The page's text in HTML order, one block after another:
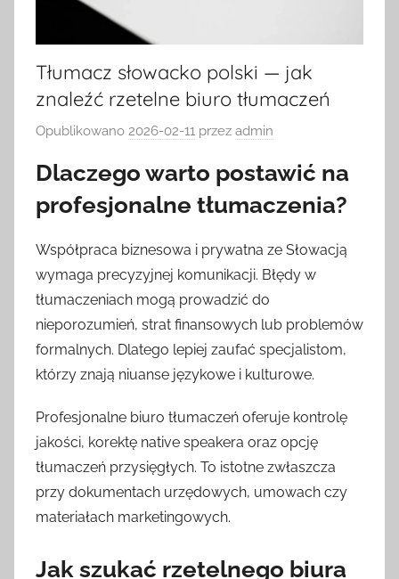
Tłumacz słowacko polski — jak
znaleźć rzetelne biuro tłumaczeń
Opublikowano 2026-02-11 przez admin
Dlaczego warto postawić na
profesjonalne tłumaczenia?
Współpraca biznesowa i prywatna ze Słowacją
wymaga precyzyjnej komunikacji. Błędy w
tłumaczeniach mogą prowadzić do
nieporozumień, strat finansowych lub problemów
formalnych. Dlatego lepiej zaufać specjalistom,
którzy znają niuanse językowe i kulturowe.
Profesjonalne biuro tłumaczeń oferuje kontrolę
jakości, korektę native speakera oraz opcję
tłumaczeń przysięgłych. To istotne zwłaszcza
przy dokumentach urzędowych, umowach czy
materiałach marketingowych.
Jak szukać rzetelnego biura